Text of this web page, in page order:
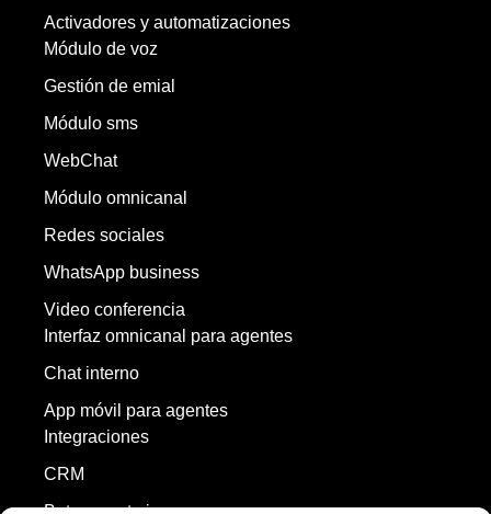
Activadores y automatizaciones
Módulo de voz
Gestión de emial
Módulo sms
WebChat
Módulo omnicanal
Redes sociales
WhatsApp business
Video conferencia
Interfaz omnicanal para agentes
Chat interno
App móvil para agentes
Integraciones
CRM